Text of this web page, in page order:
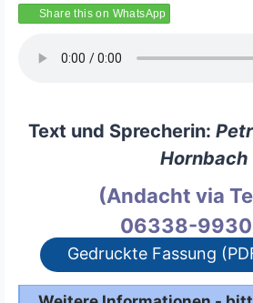
Share this on WhatsApp
Text und Sprecherin:
Hornbach
(Andacht via
06338-
Gedruckte Fassung